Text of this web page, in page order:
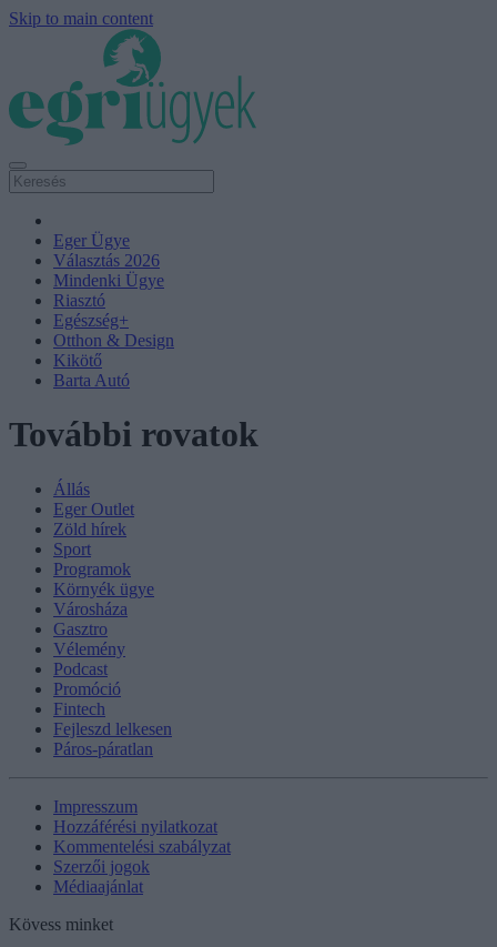
Skip to main content
Eger Ügye
Választás 2026
Mindenki Ügye
Riasztó
Egészség+
Otthon & Design
Kikötő
Barta Autó
További rovatok
Állás
Eger Outlet
Zöld hírek
Sport
Programok
Környék ügye
Városháza
Gasztro
Vélemény
Podcast
Promóció
Fintech
Fejleszd lelkesen
Páros-páratlan
Impresszum
Hozzáférési nyilatkozat
Kommentelési szabályzat
Szerzői jogok
Médiaajánlat
Kövess minket